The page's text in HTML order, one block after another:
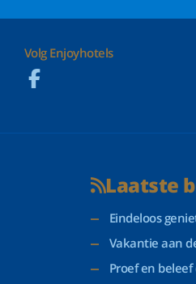
Volg Enjoyhotels
Laatste
Eindeloos
Vakantie aan
Proef en beleef